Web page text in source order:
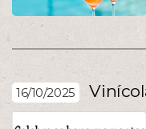
16/10/2025